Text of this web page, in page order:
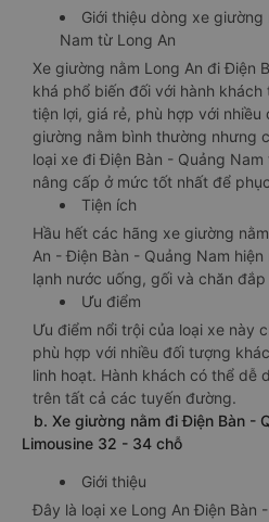
Giới thiệu dòng xe
Nam từ Long An
Xe giường nằm Long An đi Điện
khá phổ biến đối với hành
tiện lợi, giá rẻ, phù hợp với
giường nằm bình thường nhưng
loại xe đi Điện Bàn - Quảng
nâng cấp ở mức tốt nhất để
Tiện ích
Hầu hết các hãng xe giường
An - Điện Bàn - Quảng Nam
lạnh nước uống, gối và chăn
Ưu điểm
Ưu điểm nổi trội của loại xe này
phù hợp với nhiều đối tượng
linh hoạt. Hành khách có thể dễ
trên tất cả các tuyến đường.
b. Xe giường nằm đi Điện Bàn -
Limousine 32 - 34 chỗ
Giới thiệu
Đây là loại xe Long An Điện Bàn